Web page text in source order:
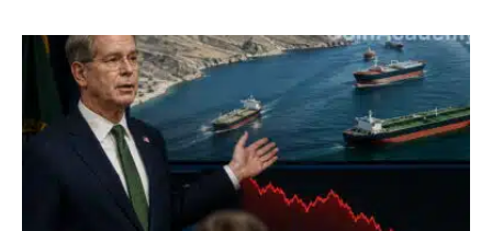
Pétrole : le Brent passe sous 80 dollars après